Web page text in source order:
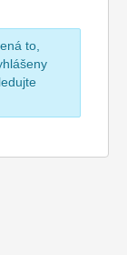
to,